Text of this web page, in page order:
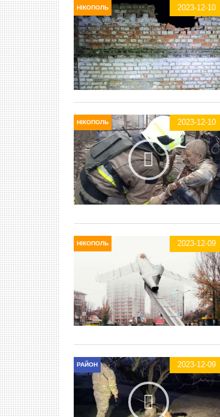
НІКОПОЛЬ 2023-12-10
НІКОПОЛЬ 2023-12-10
НІКОПОЛЬ 2023-12-09
РАЙОН 2023-12-09